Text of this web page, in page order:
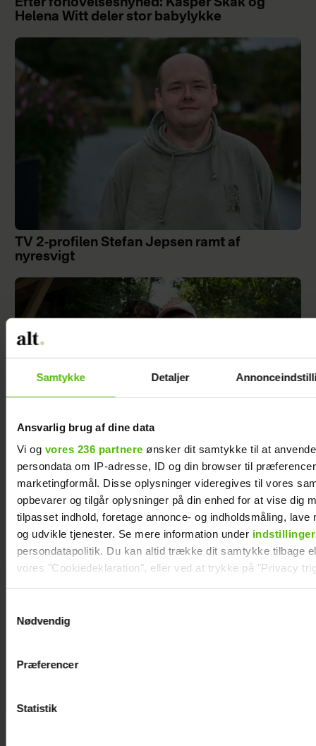
Samtykke Detaljer
Ansvarlig brug af dine data
Vi og vores 236 partnere ønsker dit samtykke til at
persondata om IP-adresse, ID og din browser til
marketingformål. Disse oplysninger videregives til vores
opbevarer og tilgår oplysninger på din enhed for at vise dig
tilpasset indhold, foretage annonce- og indholdsmåling, lave
og udvikle tjenester. Se mere information under indstillinger
persondatapolitik. Du kan altid trække dit samtykke tilbage
vores "Cookiedeklaration", eller ved at trykke på "Privacy
Vi anvender egne cookies og cookies fra tredjeparter til at
generere statistik og huske dine præferencer samt til brug
Nødvendig
Præferencer
Statistik
Efter forlovelsesnyhed: Kasper Skak og
Helena Witt deler stor babylykke
TV 2-profilen Stefan Jepsen ramt af
nyresvigt
Natasha Brock mødte sin mand på
Skanderborg